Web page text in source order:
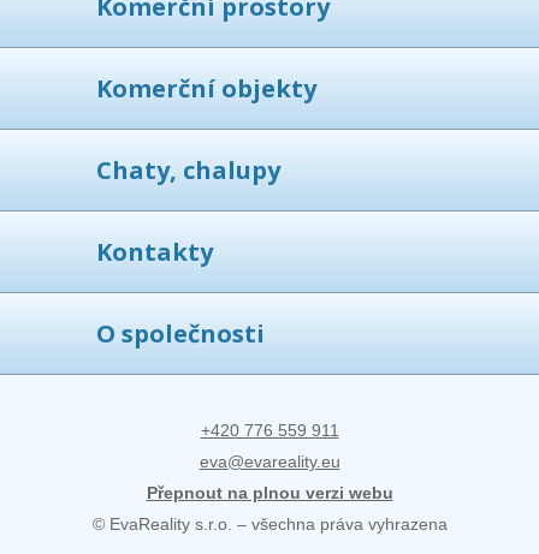
Komerční prostory
Komerční objekty
Chaty, chalupy
Kontakty
O společnosti
+420 776 559 911
eva@evareality.eu
Přepnout na plnou verzi webu
© EvaReality s.r.o. – všechna práva vyhrazena